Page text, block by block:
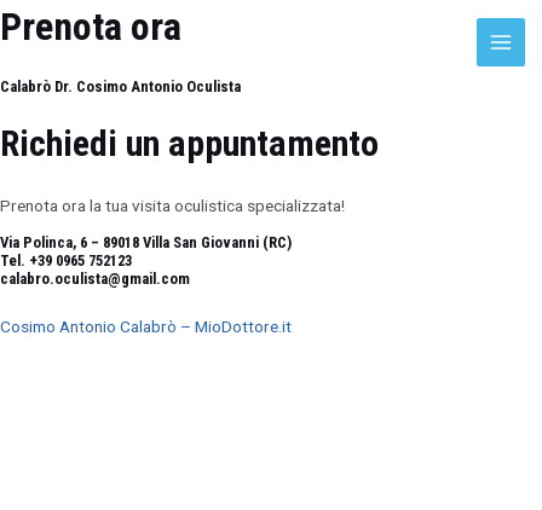
Vai
al
MAIN
Prenota ora
Calabrò Dr. Cosimo Antonio Oculista
Richiedi un appuntamento
Prenota ora la tua visita oculistica specializzata!
Via Polinca, 6 – 89018 Villa San Giovanni (RC)
Tel. +39 0965 752123
calabro.oculista@gmail.com
Cosimo Antonio Calabrò – MioDottore.it